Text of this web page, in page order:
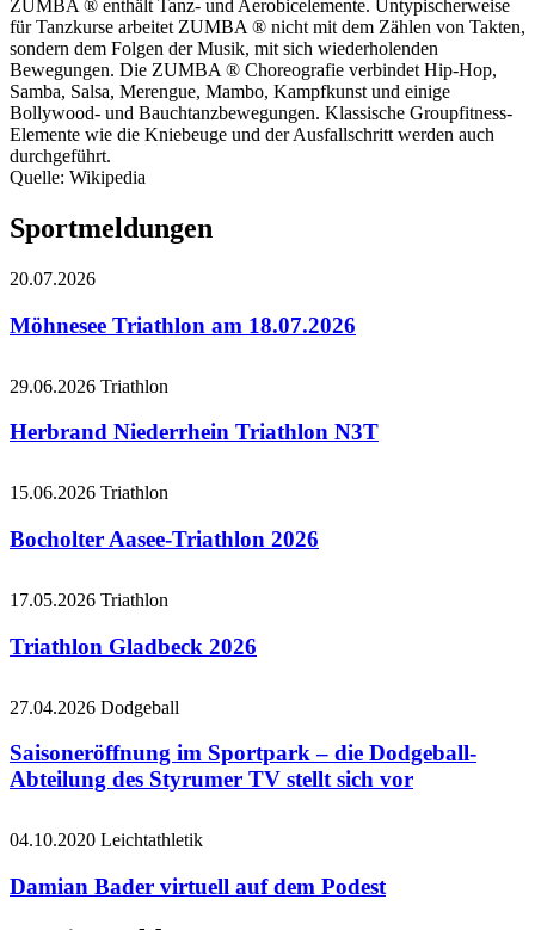
ZUMBA ® enthält Tanz- und Aerobicelemente. Untypischerweise
für Tanzkurse arbeitet ZUMBA ® nicht mit dem Zählen von Takten,
sondern dem Folgen der Musik, mit sich wiederholenden
Bewegungen. Die ZUMBA ® Choreografie verbindet Hip-Hop,
Samba, Salsa, Merengue, Mambo, Kampfkunst und einige
Bollywood- und Bauchtanzbewegungen. Klassische Groupfitness-
Elemente wie die Kniebeuge und der Ausfallschritt werden auch
durchgeführt.
Quelle: Wikipedia
Sportmeldungen
20.07.2026
Möhnesee Triathlon am 18.07.2026
29.06.2026 Triathlon
Herbrand Niederrhein Triathlon N3T
15.06.2026 Triathlon
Bocholter Aasee-Triathlon 2026
17.05.2026 Triathlon
Triathlon Gladbeck 2026
27.04.2026 Dodgeball
Saisoneröffnung im Sportpark – die Dodgeball-
Abteilung des Styrumer TV stellt sich vor
04.10.2020 Leichtathletik
Damian Bader virtuell auf dem Podest